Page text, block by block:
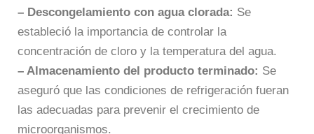
– Descongelamiento con agua clorada: Se
estableció la importancia de controlar la
concentración de cloro y la temperatura del agua.
– Almacenamiento del producto terminado: Se
aseguró que las condiciones de refrigeración fueran
las adecuadas para prevenir el crecimiento de
microorganismos.